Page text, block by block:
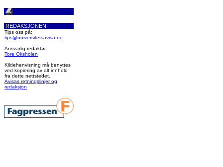
REDAKSJONEN:
Tips oss på:
tips@universitetsavisa.no
Ansvarlig redaktør:
Tore Oksholen
Kildehenvisning må benyttes
ved kopiering av alt innhold
fra dette nettstedet.
Avisas retningslinjer og
redaksjon